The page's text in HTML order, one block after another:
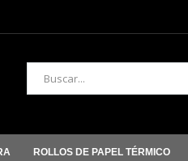
Buscar
ROLLOS DE PAPEL TÉRMICO